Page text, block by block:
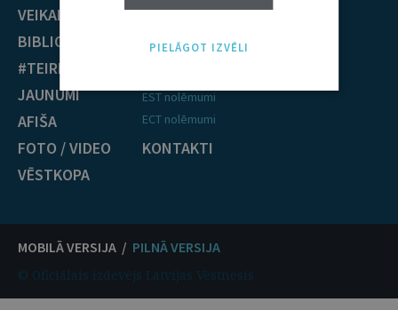
VEIKALS
BIBLIOTĒKA
#TEIRDARBS
JAUNUMI
AFIŠA
FOTO / VIDEO
VĒSTKOPA
Krimināltiesības
EST nolēmumi
ECT nolēmumi
KONTAKTI
MOBILĀ VERSIJA / PILNĀ VERSIJA
© Oficiālais izdevējs Latvijas Vēstnesis
PIELĀGOT IZVĒLI